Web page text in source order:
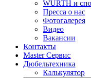
WÜRTH и
Пресса о нас
Фотогалерея
Видео
Вакансии
Контакты
Master Сервис
Дюбельтехника
Калькулятор